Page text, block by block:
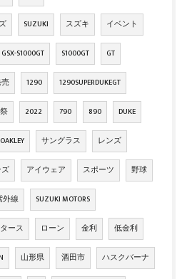
SUZUKI スズキ イベント
GSX-S1000GT S1000GT GT
1290 1290SUPERDUKEGT
2022 790 890 DUKE
OAKLEY サングラス レンズ
アイウェア スポーツ 野球
外線 SUZUKI MOTORS
ース ローン 金利 低金利
山形県 酒田市 ハスクバーナ